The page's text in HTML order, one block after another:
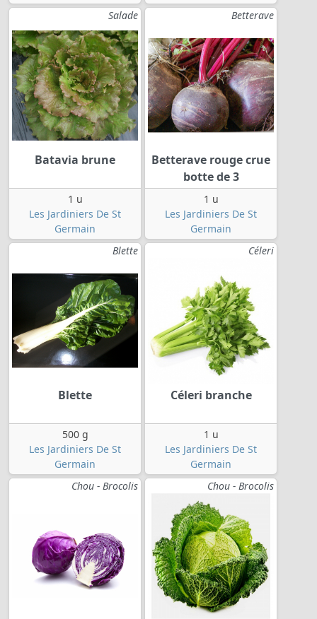
Salade
Batavia brune
1 u
Les Jardiniers De St
Germain
Betterave
Betterave rouge crue
botte de 3
1 u
Les Jardiniers De St
Germain
Blette
Blette
500 g
Les Jardiniers De St
Germain
Céleri
Céleri branche
1 u
Les Jardiniers De St
Germain
Chou - Brocolis
Chou - Brocolis